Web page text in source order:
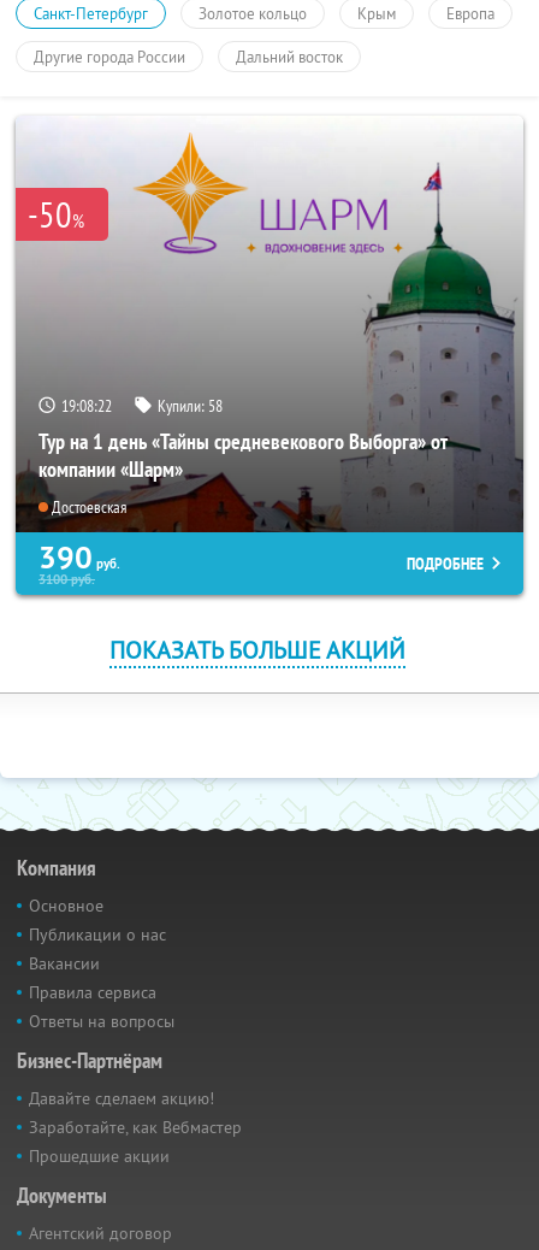
Санкт-Петербург Золотое кольцо Крым Европа
Другие города России Дальний восток
-50%
19:08:22 Купили: 58
Тур на 1 день «Тайны средневекового Выборга» от
компании «Шарм»
Достоевская
390 руб.
3100руб.
ПОДРОБНЕЕ
ПОКАЗАТЬ БОЛЬШЕ АКЦИЙ
Компания
Основное
Публикации о нас
Вакансии
Правила сервиса
Ответы на вопросы
Бизнес-Партнёрам
Давайте сделаем акцию!
Заработайте, как Вебмастер
Прошедшие акции
Документы
Агентский договор